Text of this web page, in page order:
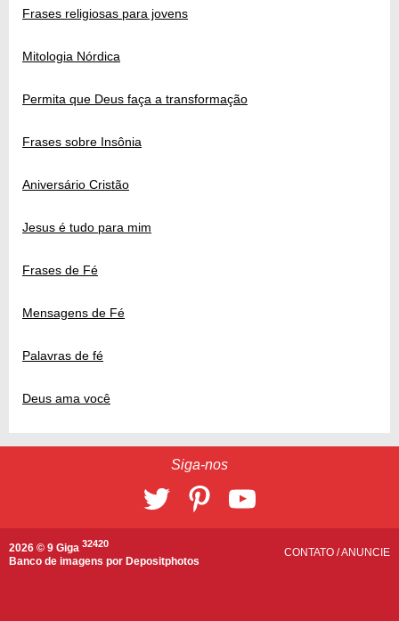
Frases religiosas para jovens
Mitologia Nórdica
Permita que Deus faça a transformação
Frases sobre Insônia
Aniversário Cristão
Jesus é tudo para mim
Frases de Fé
Mensagens de Fé
Palavras de fé
Deus ama você
Siga-nos
2026 © 9 Giga 32420
Banco de imagens por Depositphotos
CONTATO /ANUNCIE